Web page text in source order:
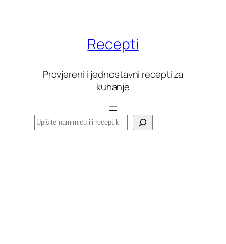
Recepti
Provjereni i jednostavni recepti za
kuhanje
Pretraga